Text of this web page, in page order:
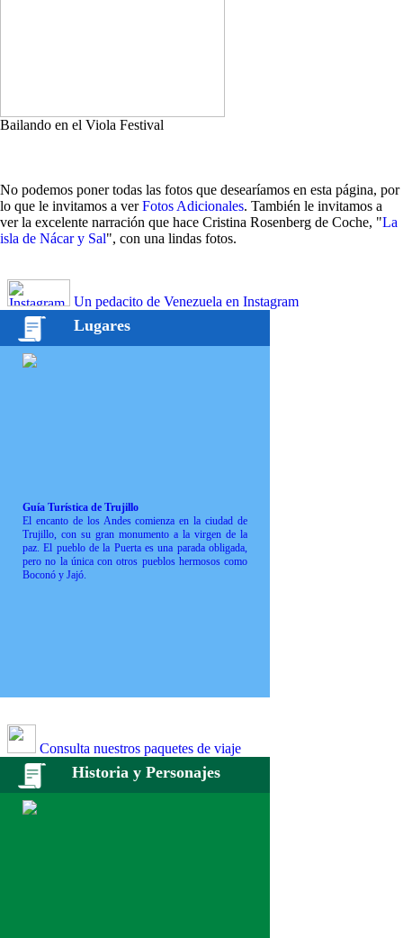
Bailando en el Viola Festival
No podemos poner todas las fotos que desearíamos en esta página, por
lo que le invitamos a verFotos Adicionales. También le invitamos a
ver la excelente narración que hace Cristina Rosenberg de Coche, "La
isla de Nácar y Sal", con una lindas fotos.
Un pedacito de Venezuela en Instagram
Lugares
Guía Turística de Trujillo
El encanto de los Andes comienza en la ciudad de
Trujillo, con su gran monumento a la virgen de la
paz. El pueblo de la Puerta es una parada obligada,
pero no la única con otros pueblos hermosos como
Boconó y Jajó.
Consulta nuestros paquetes de viaje
Historia y Personajes